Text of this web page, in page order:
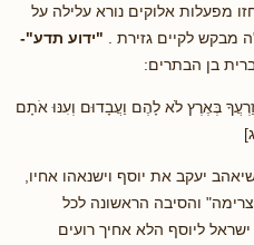
מפעלות אלוקים נורא עלילה על
מבקש לקיים גזירת . "ידוע תדע"-
בן הבתרים:
בְּאֶרֶץ לֹא לָהֶם וַעֲבָדוּם וְעִנּוּ אֹתָם
יעקב את יוסף וישנאהו אחיו,
והסיבה הראשונה לכל
ליוסף הלא אחיך רועים